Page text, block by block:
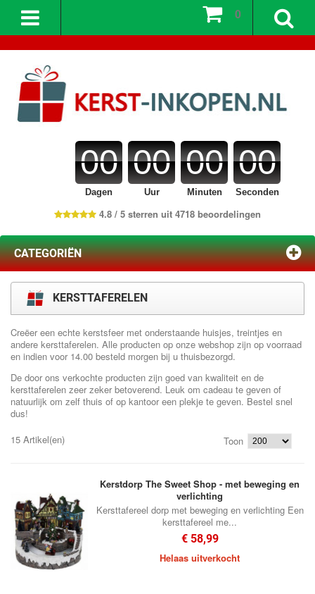
00
Dagen
00
Uur
00
Minuten
00
Seconden
4.8 / 5 sterren uit 4718 beoordelingen
0
CATEGORIËN
KERSTTAFERELEN
Creëer een echte kerstsfeer met onderstaande huisjes, treintjes en
andere kersttaferelen. Alle producten op onze webshop zijn op voorraad
en indien voor 14.00 besteld morgen bij u thuisbezorgd.
De door ons verkochte producten zijn goed van kwaliteit en de
kersttaferelen zeer zeker betoverend. Leuk om cadeau te geven of
natuurlijk om zelf thuis of op kantoor een plekje te geven. Bestel snel
dus!
15 Artikel(en)
Toon
Kerstdorp The Sweet Shop - met beweging en
verlichting
Kersttafereel dorp met beweging en verlichting Een
kersttafereel me...
€ 58,99
Helaas uitverkocht